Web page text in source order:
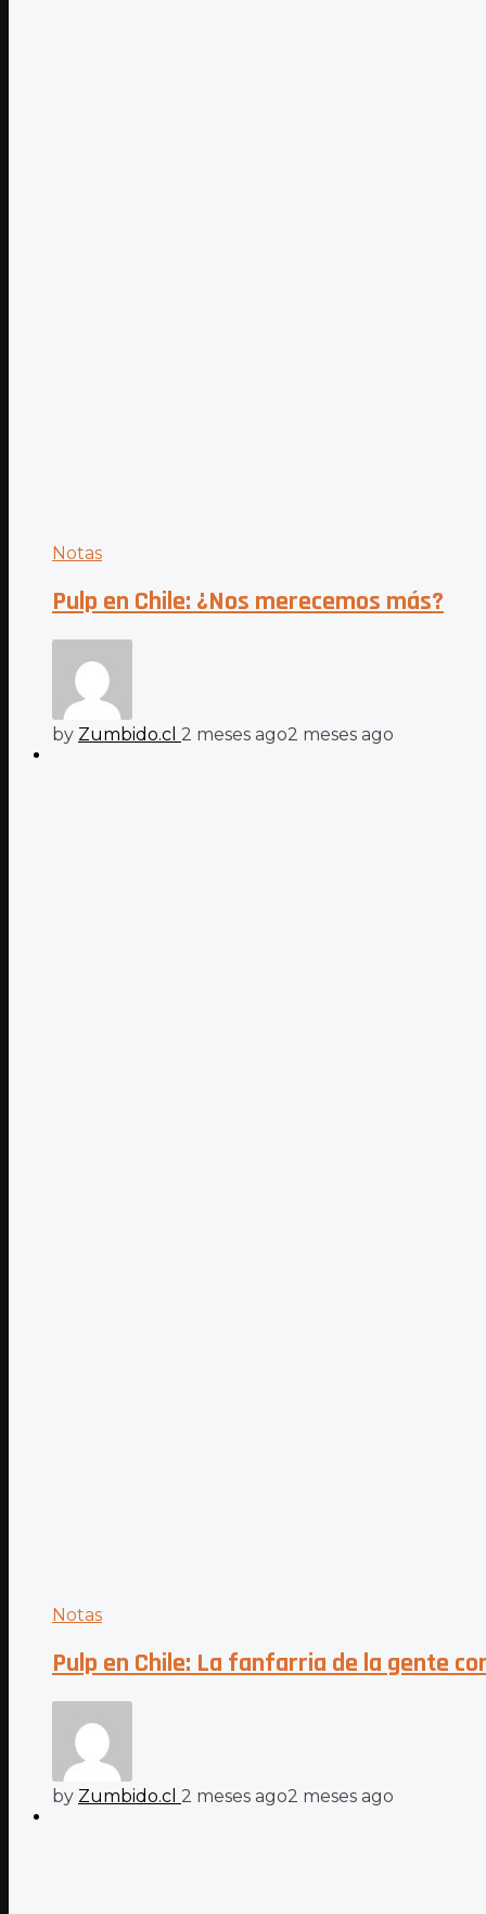
Notas
Pulp en Chile: ¿Nos merecemos más?
by Zumbido.cl 2 meses ago2 meses ago
Notas
Pulp en Chile: La fanfarria de la gente
by Zumbido.cl 2 meses ago2 meses ago